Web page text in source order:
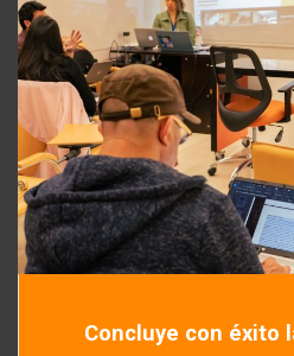
Concluye con éxito